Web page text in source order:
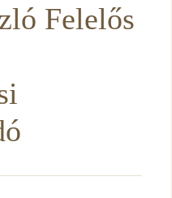
Felelős